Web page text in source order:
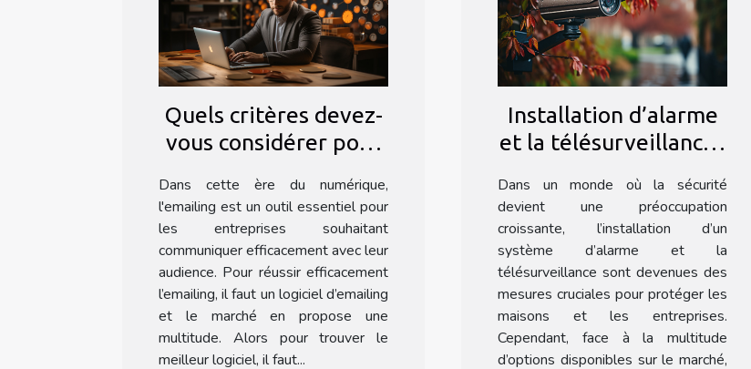
Quels critères devez-
vous considérer pour
d'emailing ?
Dans cette ère du numérique,
l'emailing est un outil essentiel pour
les entreprises souhaitant
communiquer efficacement avec leur
audience. Pour réussir efficacement
l’emailing, il faut un logiciel d’emailing
et le marché en propose une
multitude. Alors pour trouver le
meilleur logiciel, il faut...
Installation d’alarme
et la télésurveillance :
une agence
spécialisée ?
Dans un monde où la sécurité
devient une préoccupation
croissante, l’installation d’un
système d’alarme et la
télésurveillance sont devenues des
mesures cruciales pour protéger les
maisons et les entreprises.
Cependant, face à la multitude
d’options disponibles sur le marché,